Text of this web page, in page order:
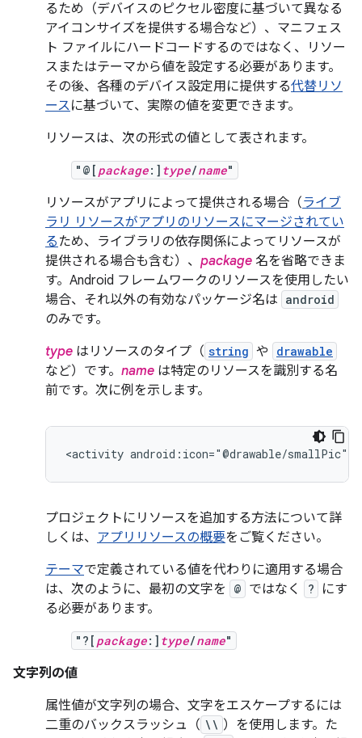
るため（デバイスのピクセル密度に基づいて異なる
アイコンサイズを提供する場合など）、マニフェス
ト ファイルにハードコードするのではなく、リソー
スまたはテーマから値を設定する必要があります。
その後、各種のデバイス設定用に提供する代替リソ
ースに基づいて、実際の値を変更できます。
リソースは、次の形式の値として表されます。
"@[ package:] type/name"
リソースがアプリによって提供される場合（ライブ
ラリ リソースがアプリのリソースにマージされてい
る ため、ライブラリの依存関係によってリソースが
提供される場合も含む）、 package 名を省略できま
す。Android フレームワークのリソースを使用したい
場合、それ以外の有効なパッケージ名は android
のみです。
type はリソースのタイプ（ string や drawable
など）です。 name は特定のリソースを識別する名
前です。次に例を示します。
<activity android:icon="@drawable/smallPic"
プロジェクトにリソースを追加する方法について詳
しくは、 アプリリソースの概要をご覧ください。
テーマで定義されている値を代わりに適用する場合
は、次のように、最初の文字を
@ ではなく ?
にす
る必要があります。
"?[ package:] type/name"
文字列の値
属性値が文字列の場合、文字をエスケープするには
二重のバックスラッシュ（ \\ ）を使用します。た